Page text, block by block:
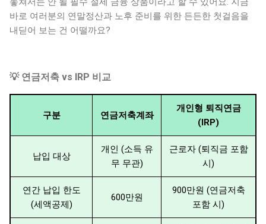
바로 여러분의 연말정산과 노후 준비를 위한 든든한 첫걸음을
내딛어 보는 건 어떨까요?
💡 연금저축 vs IRP 비교
구분 연금저축계좌
개인형 퇴직연금
(IRP)
납입 대상
개인 (소득 유
무 무관)
근로자 (퇴직금 포함
시)
연간 납입 한도
(세액공제)
600만원
900만원 (연금저축
포함 시)